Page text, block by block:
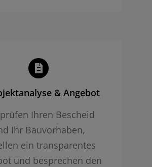
& Angebot
Ihren Bescheid
Ihr Bauvorhaben,
ein transparentes
und besprechen den